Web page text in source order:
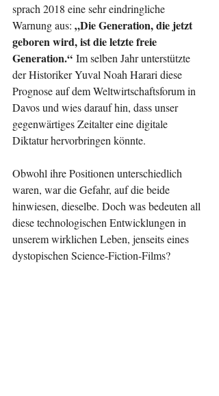
sprach 2018 eine sehr eindringliche
Warnung aus: „Die Generation, die jetzt
geboren wird, ist die letzte freie
Generation.“ Im selben Jahr unterstützte
der Historiker Yuval Noah Harari diese
Prognose auf dem Weltwirtschaftsforum in
Davos und wies darauf hin, dass unser
gegenwärtiges Zeitalter eine digitale
Diktatur hervorbringen könnte.
Obwohl ihre Positionen unterschiedlich
waren, war die Gefahr, auf die beide
hinwiesen, dieselbe. Doch was bedeuten all
diese technologischen Entwicklungen in
unserem wirklichen Leben, jenseits eines
dystopischen Science-Fiction-Films?